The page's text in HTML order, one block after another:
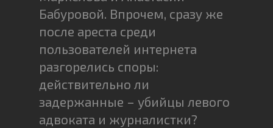
Бабуровой. Впрочем, сразу же
после ареста среди
пользователей интернета
разгорелись споры:
действительно ли
задержанные – убийцы левого
адвоката и журналистки?